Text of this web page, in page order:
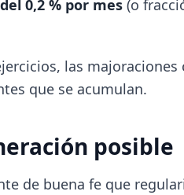
0,2 % por mes (o
las
que se acumulan.
posible
de buena fe que